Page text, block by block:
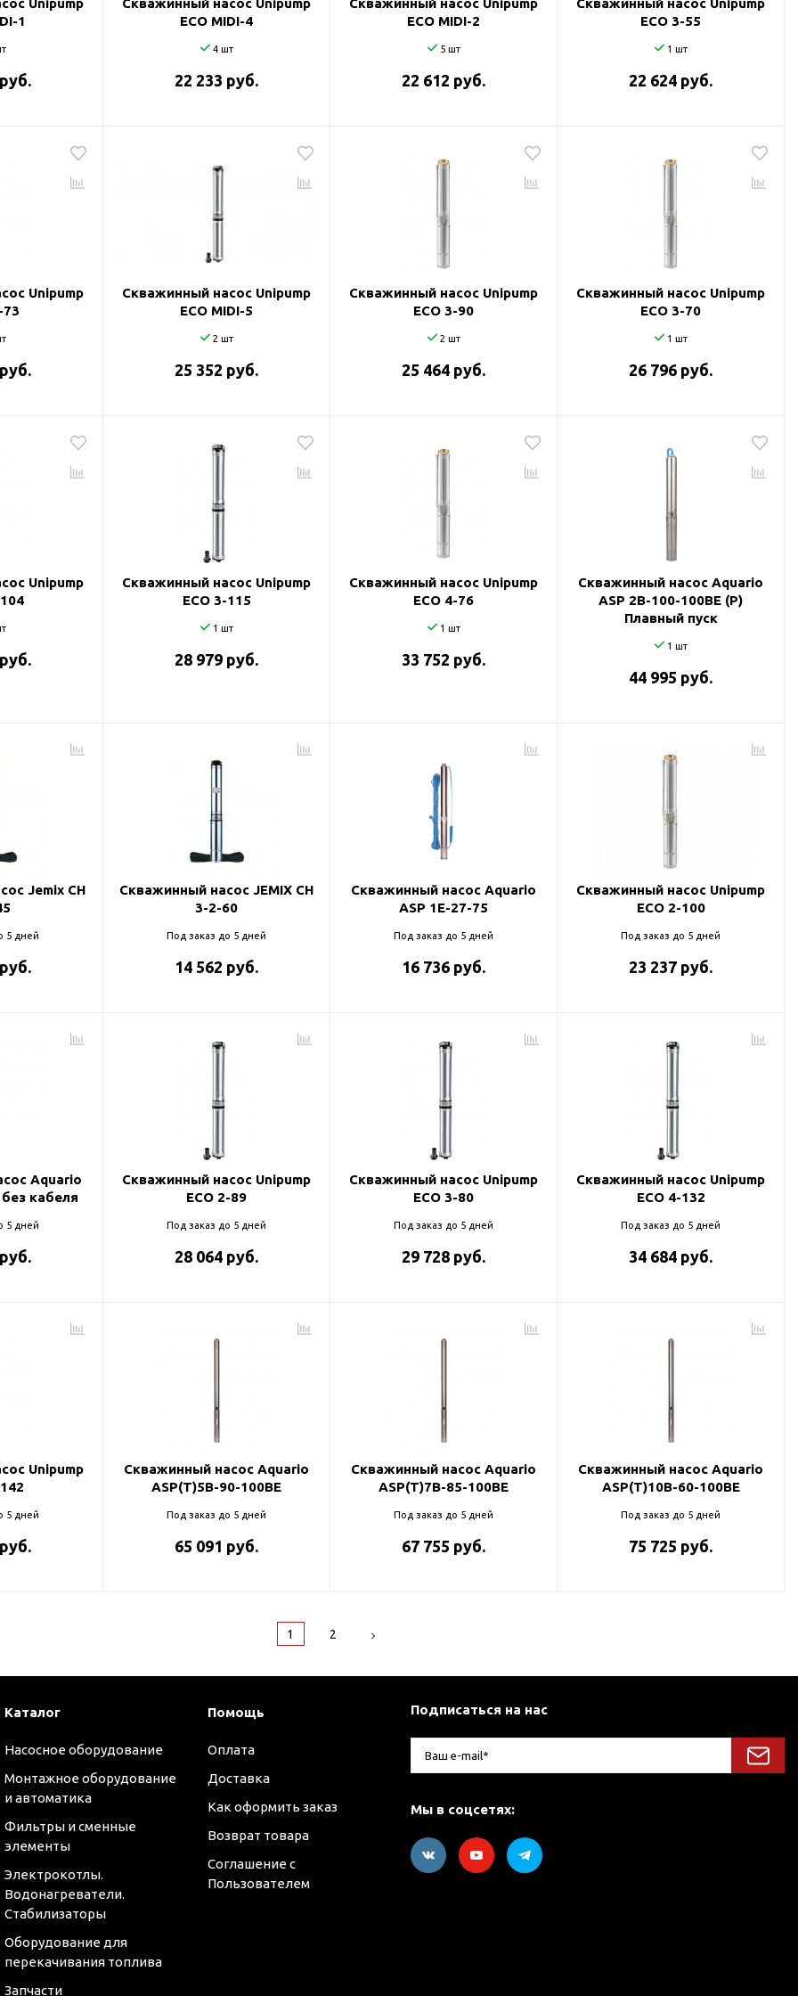
Unipump
1
Скважинный насос Unipump
ECO MIDI-4
4 шт
22 233 руб.
Скважинный насос Unipump
ECO MIDI-2
5 шт
22 612 руб.
Скважинный насос Unipump
ECO 3-55
1 шт
22 624 руб.
Unipump
73
Скважинный насос Unipump
ECO MIDI-5
2 шт
25 352 руб.
Скважинный насос Unipump
ECO 3-90
2 шт
25 464 руб.
Скважинный насос Unipump
ECO 3-70
1 шт
26 796 руб.
Unipump
Скважинный насос Unipump
ECO 3-115
1 шт
28 979 руб.
Скважинный насос Unipump
ECO 4-76
1 шт
33 752 руб.
Скважинный насос Aquario
ASP 2B-100-100BE (P)
Плавный пуск
1 шт
44 995 руб.
Jemix CH
5 дней
Скважинный насос JEMIX CH
3-2-60
Под заказ до 5 дней
14 562 руб.
Скважинный насос Aquario
ASP 1E-27-75
Под заказ до 5 дней
16 736 руб.
Скважинный насос Unipump
ECO 2-100
Под заказ до 5 дней
23 237 руб.
Aquario
кабеля
5 дней
Скважинный насос Unipump
ECO 2-89
Под заказ до 5 дней
28 064 руб.
Скважинный насос Unipump
ECO 3-80
Под заказ до 5 дней
29 728 руб.
Скважинный насос Unipump
ECO 4-132
Под заказ до 5 дней
34 684 руб.
Unipump
5 дней
Скважинный насос Aquario
ASP(T)5B-90-100BE
Под заказ до 5 дней
65 091 руб.
Скважинный насос Aquario
ASP(T)7B-85-100BE
Под заказ до 5 дней
67 755 руб.
Скважинный насос Aquario
ASP(T)10B-60-100BE
Под заказ до 5 дней
75 725 руб.
1 2
Каталог
Насосное оборудование
Монтажное оборудование
и автоматика
Фильтры и сменные
элементы
Электрокотлы.
Водонагреватели.
Стабилизаторы
Оборудование для
перекачивания топлива
Запчасти
Помощь
Оплата
Доставка
Как оформить заказ
Возврат товара
Соглашение с
Пользователем
Подписаться на нас
Мы в соцсетях: